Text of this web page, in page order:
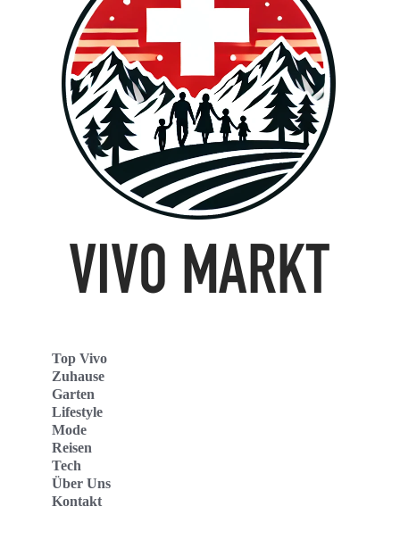
Top Vivo
Zuhause
Garten
Lifestyle
Mode
Reisen
Tech
Über Uns
Kontakt